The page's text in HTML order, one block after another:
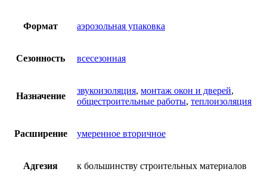
Формат аэрозольная упаковка
Сезонность всесезонная
Назначение
звукоизоляция, монтаж окон и дверей,
общестроительные работы, теплоизоляция
Расширение умеренное вторичное
Адгезия к большинству строительных материалов